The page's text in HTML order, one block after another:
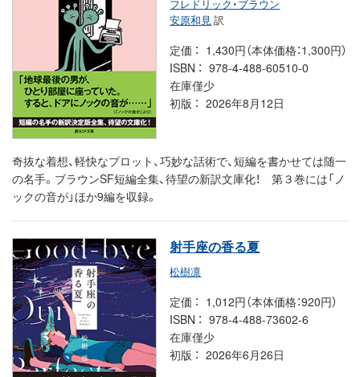
フレドリック・ブラウン
安原和見 訳
定価
1,430円（本体価格：1,300円）
ISBN
978-4-488-60510-0
在庫僅少
初版
2026年8月12日
奇抜な着想、軽快なプロット、巧妙な話術で、短編を書かせては随一
の名手。ブラウンSF短編全集、待望の新訳文庫化！ 第３巻には「ノ
ックの音が」ほか9編を収録。
射手座の香る夏
松樹凛
定価
1,012円（本体価格：920円）
ISBN
978-4-488-73602-6
在庫僅少
初版
2026年6月26日